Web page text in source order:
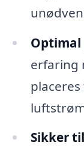
Optimal
erfaring
Sikker